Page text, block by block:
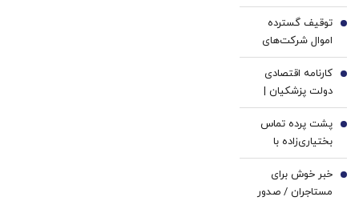
جست‌وجوی تجدد و
آزادی در ایران |
حکومت قانون
مطالبه محوری
مشروطه خواهان
بود
توقیف گسترده
اموال شرکت‌های
تراستی/ ۱۶۷۳
میلیارد تومان از
اموال تهاتر شد
4
کارنامه اقتصادی
دولت پزشکیان |
روایت آمار از دو
سال پرحادثه | آیا
علت همه مشکلات
اقتصادی جنگ
است؟
5
پشت پرده تماس
بختیاری‌زاده با
سردار آزمون/ سردار
راهی استقلال شد؟
6
خبر خوش برای
مستاجران / صدور
7